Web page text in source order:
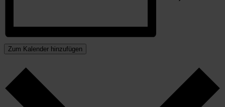
Zum Kalender hinzufügen